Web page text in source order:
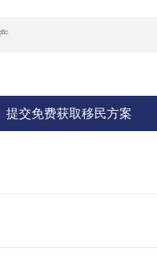
提交免费获取移民方案